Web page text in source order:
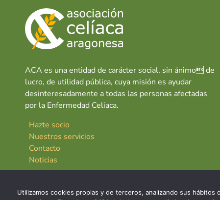
ACA es una entidad de carácter social, sin ánimo de
lucro, de utilidad pública, cuya misión es ayudar
desinteresadamente a todas las personas afectadas
por la Enfermedad Celiaca.
Hazte socio
Nuestros servicios
Contacto
Noticias
Utilizamos cookies propias y de terceros, analizando sus